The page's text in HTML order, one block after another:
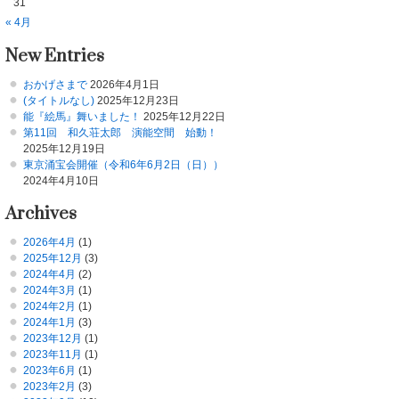
31
« 4月
New Entries
おかげさまで 2026年4月1日
(タイトルなし) 2025年12月23日
能『絵馬』舞いました！ 2025年12月22日
第11回 和久荘太郎 演能空間 始動！
2025年12月19日
東京涌宝会開催（令和6年6月2日（日））
2024年4月10日
Archives
2026年4月 (1)
2025年12月 (3)
2024年4月 (2)
2024年3月 (1)
2024年2月 (1)
2024年1月 (3)
2023年12月 (1)
2023年11月 (1)
2023年6月 (1)
2023年2月 (3)